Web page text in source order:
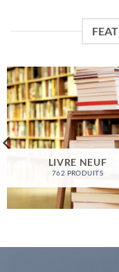
LIVRE NEUF
762 PRODUITS